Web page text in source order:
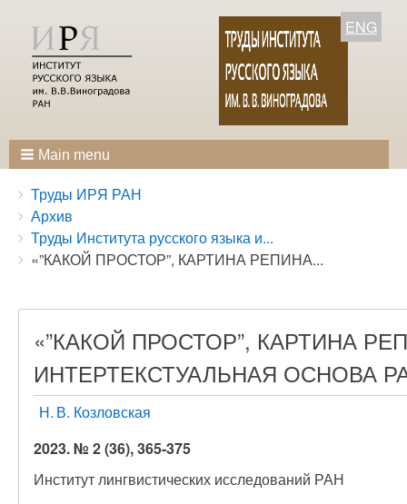
ENG
Main menu
Breadcrumbs
You
are
here:
Труды ИРЯ РАН
Архив
Труды Института русского языка и...
«”КАКОЙ ПРОСТОР”, КАРТИНА РЕПИНА...
«”КАКОЙ ПРОСТОР”, КАРТИНА
ИНТЕРТЕКСТУАЛЬНАЯ ОСНОВА
Н. В. Козловская
2023. № 2 (36), 365-375
Институт лингвистических исследований РАН